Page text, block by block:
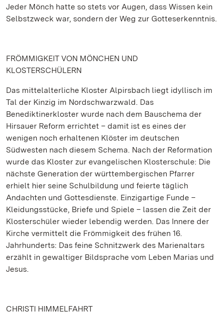
Jeder Mönch hatte so stets vor Augen, dass Wissen kein
Selbstzweck war, sondern der Weg zur Gotteserkenntnis.
FRÖMMIGKEIT VON MÖNCHEN UND
KLOSTERSCHÜLERN
Das mittelalterliche Kloster Alpirsbach liegt idyllisch im
Tal der Kinzig im Nordschwarzwald. Das
Benediktinerkloster wurde nach dem Bauschema der
Hirsauer Reform errichtet – damit ist es eines der
wenigen noch erhaltenen Klöster im deutschen
Südwesten nach diesem Schema. Nach der Reformation
wurde das Kloster zur evangelischen Klosterschule: Die
nächste Generation der württembergischen Pfarrer
erhielt hier seine Schulbildung und feierte täglich
Andachten und Gottesdienste. Einzigartige Funde –
Kleidungsstücke, Briefe und Spiele – lassen die Zeit der
Klosterschüler wieder lebendig werden. Das Innere der
Kirche vermittelt die Frömmigkeit des frühen 16.
Jahrhunderts: Das feine Schnitzwerk des Marienaltars
erzählt in gewaltiger Bildsprache vom Leben Marias und
Jesus.
CHRISTI HIMMELFAHRT